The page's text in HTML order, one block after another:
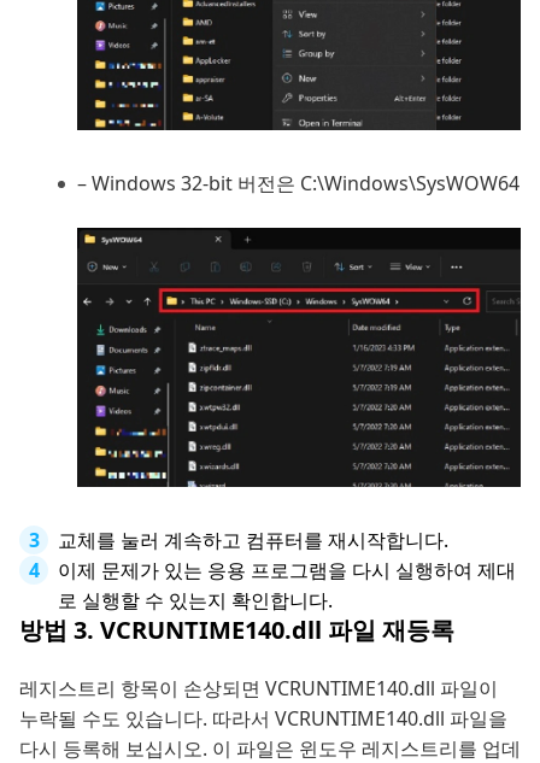
– Windows 32-bit 버전은 C:\Windows\SysWOW64
교체를 눌러 계속하고 컴퓨터를 재시작합니다.
이제 문제가 있는 응용 프로그램을 다시 실행하여 제대
로 실행할 수 있는지 확인합니다.
방법 3. VCRUNTIME140.dll 파일 재등록
레지스트리 항목이 손상되면 VCRUNTIME140.dll 파일이
누락될 수도 있습니다. 따라서 VCRUNTIME140.dll 파일을
다시 등록해 보십시오. 이 파일은 윈도우 레지스트리를 업데